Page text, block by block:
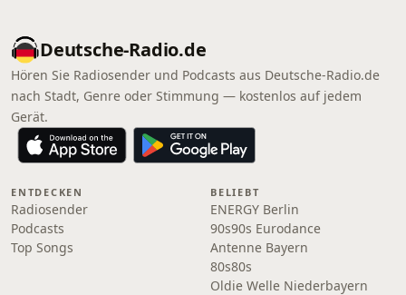
Deutsche-Radio.de
Hören Sie Radiosender und Podcasts aus Deutsche-Radio.de
nach Stadt, Genre oder Stimmung — kostenlos auf jedem
Gerät.
ENTDECKEN
Radiosender
Podcasts
Top Songs
BELIEBT
ENERGY Berlin
90s90s Eurodance
Antenne Bayern
80s80s
Oldie Welle Niederbayern